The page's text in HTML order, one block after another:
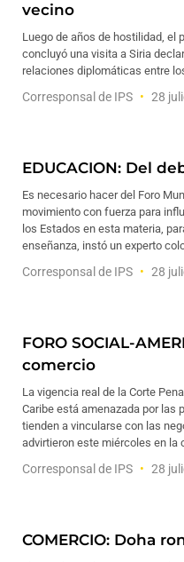
vecino
Luego de años de hostilidad, el
concluyó una visita a Siria
relaciones diplomáticas entre
Corresponsal de IPS 28
EDUCACION: Del
Es necesario hacer del Foro
movimiento con fuerza para
los Estados en esta materia,
enseñanza, instó un experto
Corresponsal de IPS 28
FORO SOCIAL-
comercio
La vigencia real de la Corte
Caribe está amenazada por las
tienden a vincularse con las
advirtieron este miércoles en
Corresponsal de IPS 28
COMERCIO: Doha